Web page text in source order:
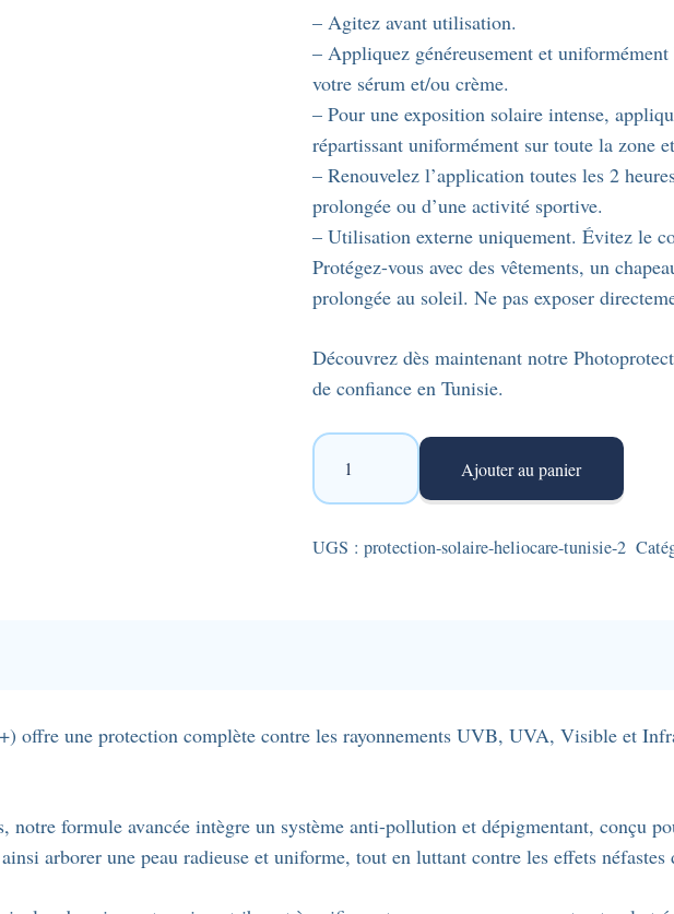
– Agitez avant utilisation.
– Appliquez généreusement et
votre sérum et/ou crème.
– Pour une exposition solaire intense,
répartissant uniformément sur toute la zone
– Renouvelez l’application toutes les 2
prolongée ou d’une activité sportive.
– Utilisation externe uniquement. Évitez le
Protégez-vous avec des vêtements, un
prolongée au soleil. Ne pas exposer
Découvrez dès maintenant notre
de confiance en Tunisie.
quantité
Protection
solaire
Pigment
-
Ajouter au panier
UGS : protection-solaire-heliocare-tunisie-2
offre une protection complète contre les rayonnements UVB, UVA, Visible et
notre formule avancée intègre un système anti-pollution et dépigmentant, conçu
arborer une peau radieuse et uniforme, tout en luttant contre les effets néfastes